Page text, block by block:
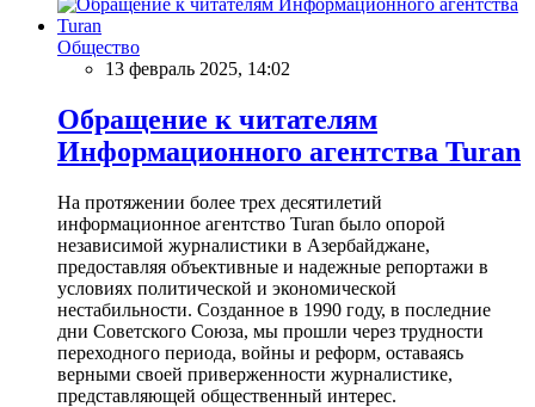
Общество
13 февраль 2025, 14:02
Обращение к читателям
Информационного агентства Turan
На протяжении более трех десятилетий
информационное агентство Turan было опорой
независимой журналистики в Азербайджане,
предоставляя объективные и надежные репортажи в
условиях политической и экономической
нестабильности. Созданное в 1990 году, в последние
дни Советского Союза, мы прошли через трудности
переходного периода, войны и реформ, оставаясь
верными своей приверженности журналистике,
представляющей общественный интерес.